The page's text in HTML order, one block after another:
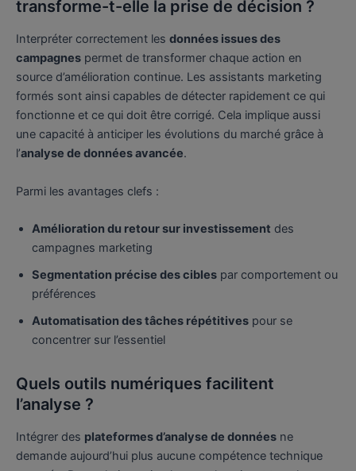
transforme-t-elle la prise de décision ?
Interpréter correctement les données issues des
campagnes permet de transformer chaque action en
source d’amélioration continue. Les assistants marketing
formés sont ainsi capables de détecter rapidement ce qui
fonctionne et ce qui doit être corrigé. Cela implique aussi
une capacité à anticiper les évolutions du marché grâce à
l’analyse de données avancée.
Parmi les avantages clefs :
Amélioration du retour sur investissement des
campagnes marketing
Segmentation précise des cibles par comportement ou
préférences
Automatisation des tâches répétitives pour se
concentrer sur l’essentiel
Quels outils numériques facilitent
l’analyse ?
Intégrer des plateformes d’analyse de données ne
demande aujourd’hui plus aucune compétence technique